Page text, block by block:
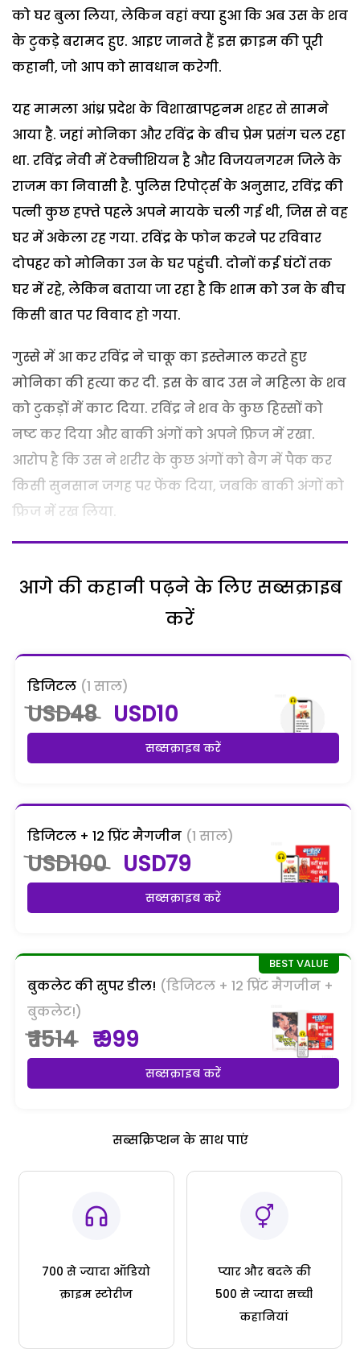
को घर बुला लिया, लेकिन वहां क्या हुआ कि अब उस के शव
के टुकड़े बरामद हुए. आइए जानते हैं इस क्राइम की पूरी
कहानी, जो आप को सावधान करेगी.
यह मामला आंध्र प्रदेश के विशाखापट्टनम शहर से सामने
आया है. जहां मोनिका और रविंद्र के बीच प्रेम प्रसंग चल रहा
था. रविंद्र नेवी में टेक्नीशियन है और विजयनगरम जिले के
राजम का निवासी है. पुलिस रिपोर्ट्स के अनुसार, रविंद्र की
पत्नी कुछ हफ्ते पहले अपने मायके चली गई थी, जिस से वह
घर में अकेला रह गया. रविंद्र के फोन करने पर रविवार
दोपहर को मोनिका उन के घर पहुंची. दोनों कई घंटों तक
घर में रहे, लेकिन बताया जा रहा है कि शाम को उन के बीच
किसी बात पर विवाद हो गया.
गुस्से में आ कर रविंद्र ने चाकू का इस्तेमाल करते हुए
मोनिका की हत्या कर दी. इस के बाद उस ने महिला के शव
को टुकड़ों में काट दिया. रविंद्र ने शव के कुछ हिस्सों को
नष्ट कर दिया और बाकी अंगों को अपने फ्रिज में रखा.
आरोप है कि उस ने शरीर के कुछ अंगों को बैग में पैक कर
किसी सुनसान जगह पर फेंक दिया, जबकि बाकी अंगों को
फ्रिज में रख लिया.
आगे की कहानी पढ़ने के लिए सब्सक्राइब
करें
डिजिटल (1 साल)
USD48 USD10
सब्सक्राइब करें
डिजिटल + 12 प्रिंट मैगजीन (1 साल)
USD100 USD79
सब्सक्राइब करें
बुकलेट की सुपर डील! (डिजिटल + 12 प्रिंट मैगजीन +
बुकलेट!)
₹ 1514 ₹ 999
सब्सक्राइब करें
सब्सक्रिप्शन के साथ पाएं
700 से ज्यादा ऑडियो
क्राइम स्टोरीज
प्यार और बदले की
500 से ज्यादा सच्ची
कहानियां